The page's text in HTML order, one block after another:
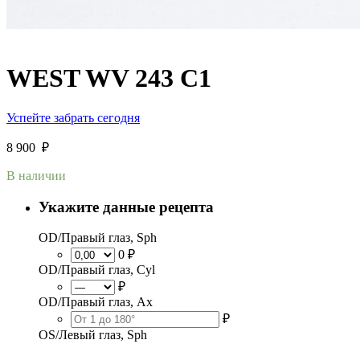
WEST WV 243 C1
Успейте забрать сегодня
8 900 ₽
В наличии
Укажите данные рецепта
OD/Правый глаз, Sph
0 ₽
OD/Правый глаз, Cyl
₽
OD/Правый глаз, Ax
₽
OS/Левый глаз, Sph